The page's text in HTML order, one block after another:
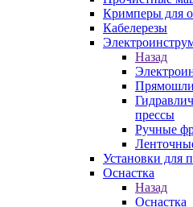
Кримперы для
Кабелерезы
Назад
прессы
Ручные
Установки для
Оснастка
Назад
Оснастка